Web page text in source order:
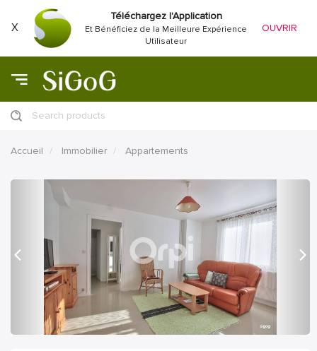
X
Téléchargez l'Application
Et Bénéficiez de la Meilleure Expérience
Utilisateur
OUVRIR
Search products
Accueil Immobilier Appartements
précédent